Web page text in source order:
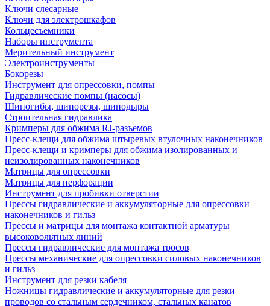
Ключи слесарные
Ключи для электрошкафов
Кольцесъемники
Наборы инструмента
Мерительный инструмент
Электроинструменты
Бокорезы
Инструмент для опрессовки, помпы
Гидравлические помпы (насосы)
Шиногибы, шинорезы, шинодыры
Строительная гидравлика
Кримперы для обжима RJ-разъемов
Пресс-клещи для обжима штыревых втулочных наконечников
Пресс-клещи и кримперы для обжима изолированных и
неизолированных наконечников
Матрицы для опрессовки
Матрицы для перфорации
Инструмент для пробивки отверстии
Прессы гидравлические и аккумуляторные для опрессовки
наконечников и гильз
Прессы и матрицы для монтажа контактной арматуры
высоковольтных линий
Прессы гидравлические для монтажа тросов
Прессы механические для опрессовки силовых наконечников
и гильз
Инструмент для резки кабеля
Ножницы гидравлические и аккумуляторные для резки
проводов со стальным сердечником, стальных канатов